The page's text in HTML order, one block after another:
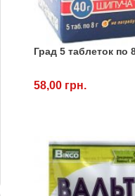
Град 5 таблеток по
58,00 грн.